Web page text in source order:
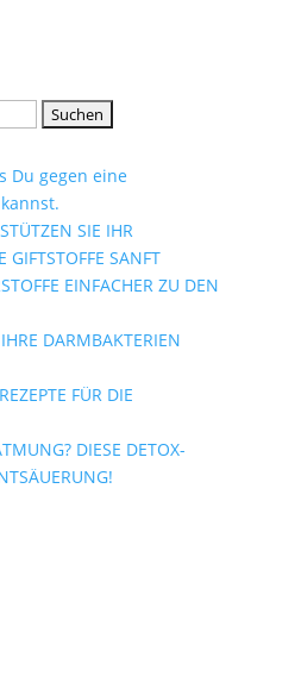
Du gegen eine
SIE IHR
GIFTSTOFFE SANFT
EINFACHER ZU DEN
DARMBAKTERIEN
FÜR DIE
DIESE DETOX-